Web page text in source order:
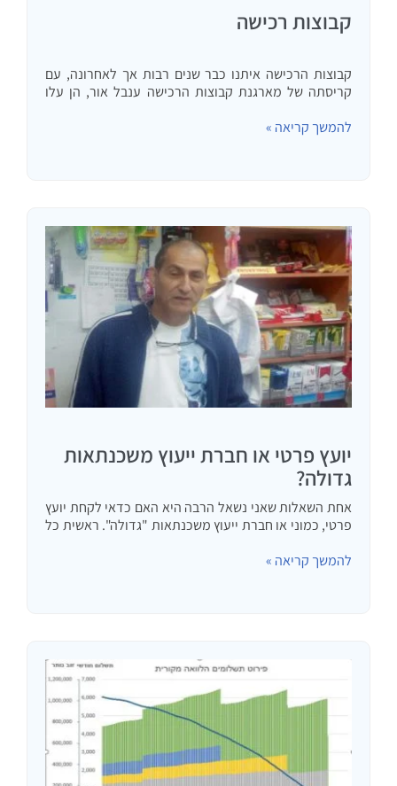
קבוצות רכישה
קבוצות הרכישה איתנו כבר שנים רבות אך לאחרונה, עם
קריסתה של מארגנת קבוצות הרכישה ענבל אור, הן עלו
רכישה הינה קבוצת אנשים אשר שמים כל אחד…
להמשך קריאה »
יועץ פרטי או חברת ייעוץ משכנתאות
גדולה?
אחת השאלות שאני נשאל הרבה היא האם כדאי לקחת יועץ
פרטי, כמוני או חברת ייעוץ משכנתאות "גדולה". ראשית כל
שבבנק לא יקבל עצות טובות…
להמשך קריאה »